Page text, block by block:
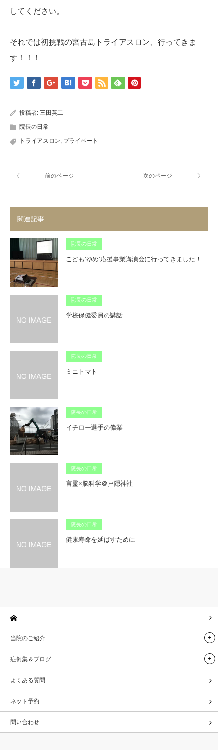
してください。
それでは初挑戦の宮古島トライアスロン、行ってきま
す！！！
投稿者: 三田英二
院長の日常
トライアスロン, プライベート
前のページ 次のページ
関連記事
院長の日常
こども’ゆめ’応援事業講演会に行ってきました！
院長の日常
学校保健委員の講話
院長の日常
ミニトマト
院長の日常
イチロー選手の偉業
院長の日常
言霊×脳科学＠戸隠神社
院長の日常
健康寿命を延ばすために
当院のご紹介
症例集＆ブログ
よくある質問
ネット予約
問い合わせ